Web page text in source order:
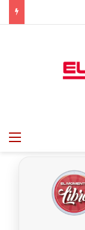
Menu